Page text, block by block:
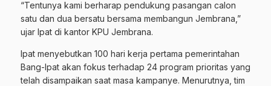
“Tentunya kami berharap pendukung pasangan calon
satu dan dua bersatu bersama membangun Jembrana,”
ujar Ipat di kantor KPU Jembrana.
Ipat menyebutkan 100 hari kerja pertama pemerintahan
Bang-Ipat akan fokus terhadap 24 program prioritas yang
telah disampaikan saat masa kampanye. Menurutnya, tim